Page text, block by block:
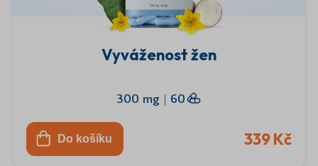
Vyváženost žen
300 mg | 60
Do košíku 339 Kč